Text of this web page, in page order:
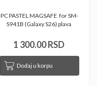
PC PASTEL MAGSAFE  for SM-
S941B (Galaxy S26) plava
1 300.00 RSD
Dodaj u korpu